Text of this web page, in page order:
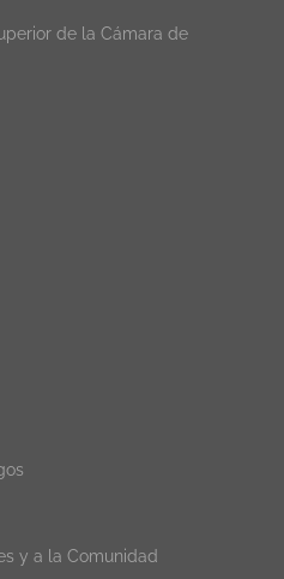
de la Cámara de
y a la Comunidad